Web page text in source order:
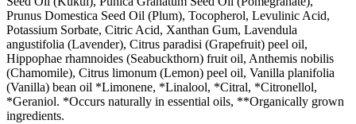
Prunus Domestica Seed Oil (Plum), Tocopherol, Levulinic Acid,
Potassium Sorbate, Citric Acid, Xanthan Gum, Lavendula
angustifolia (Lavender), Citrus paradisi (Grapefruit) peel oil,
Hippophae rhamnoides (Seabuckthorn) fruit oil, Anthemis nobilis
(Chamomile), Citrus limonum (Lemon) peel oil, Vanilla planifolia
(Vanilla) bean oil *Limonene, *Linalool, *Citral, *Citronellol,
*Geraniol. *Occurs naturally in essential oils, **Organically grown
ingredients.